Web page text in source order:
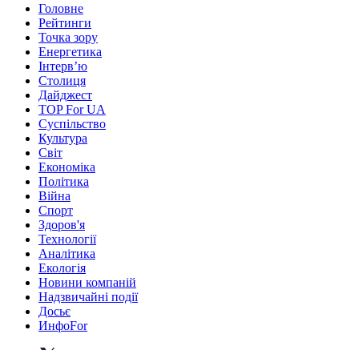
Головне
Рейтинги
Точка зору
Енергетика
Інтерв’ю
Столиця
Дайджест
TOP For UA
Суспiльство
Культура
Світ
Економіка
Політика
Війна
Спорт
Здоров'я
Технології
Аналітика
Екологія
Новини компаній
Надзвичайні події
Досьє
ИнфоFor